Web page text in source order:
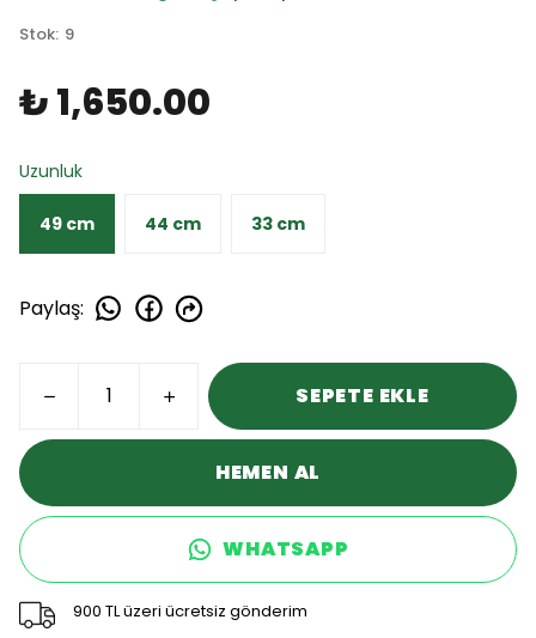
Stok: 9
₺ 1,650.00
Uzunluk
49 cm 44 cm 33 cm
Paylaş:
SEPETE EKLE
HEMEN AL
WHATSAPP
900 TL üzeri ücretsiz gönderim